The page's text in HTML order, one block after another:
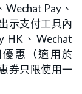
Pay、
示支付工具內
HK、Wechat
惠（適用於
券只限使用一